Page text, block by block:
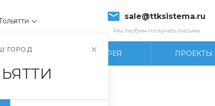
sale@ttksistema.ru
Мы любим получать письма
ФОТОГАЛЕРЕЯ ПРОЕКТЫ
ГОРОД